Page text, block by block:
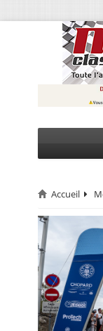
CIRCUIT
RALLYE
MONTAGNE
EVÈNEMENTS
CALENDRIER
Accueil